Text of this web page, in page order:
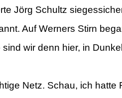
Jörg Schultz
Auf Werners Stirn
wir denn hier, in
Netz. Schau, ich hatte